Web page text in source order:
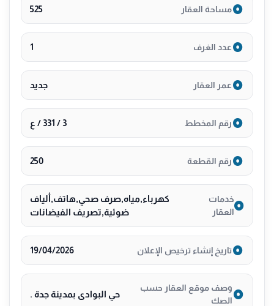
💰 _المطلوب: 2,500 ريال_
📝 _رقم ترخيص الإعلان: 7100275381
📞 _للتواصل والاستفسار: 0554322675_
مساحة العقار 525
عدد الغرف 1
عمر العقار جديد
رقم المخطط 3 / 331 / ع
رقم القطعة 250
خدمات
العقار
كهرباء,مياه,صرف صحي,هاتف,ألياف
ضوئية,تصريف الفيضانات
تاريخ إنشاء ترخيص الإعلان 19/04/2026
وصف موقع العقار حسب
الصك
حي البوادى بمدينة جدة .